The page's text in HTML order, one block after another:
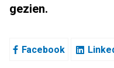
gezien.
Facebook